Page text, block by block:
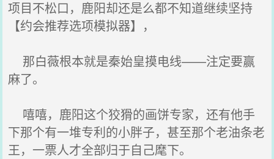
项目不松口，鹿阳却还是么都不知道继续坚持
【约会推荐选项模拟器】，
那白薇根本就是秦始皇摸电线——注定要赢
麻了。
嘻嘻，鹿阳这个狡猾的画饼专家，还有他手
下那个有一堆专利的小胖子，甚至那个老油条老
王，一票人才全部归于自己麾下。